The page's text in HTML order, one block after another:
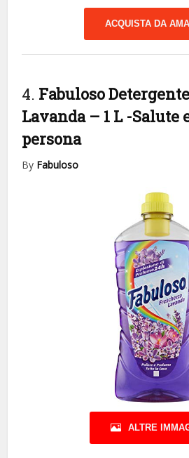
ACQUISTA DA
4. Fabuloso
Lavanda – 1 L -Salute
persona
By Fabuloso
ALTRE